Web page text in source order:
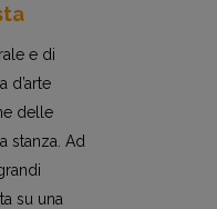
e di
d’arte
delle
stanza. Ad
su una